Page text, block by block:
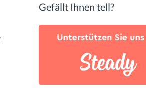
Gefällt Ihnen tell?